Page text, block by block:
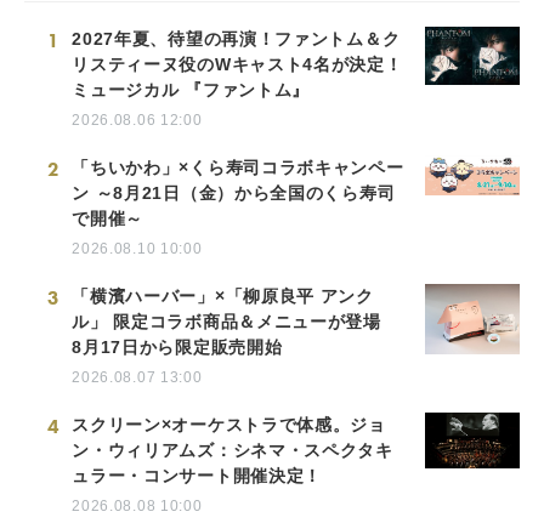
1
2027年夏、待望の再演！ファントム＆ク
リスティーヌ役のWキャスト4名が決定！
ミュージカル 『ファントム』
2026.08.06 12:00
2
「ちいかわ」×くら寿司コラボキャンペー
ン ～8月21日（金）から全国のくら寿司
で開催～
2026.08.10 10:00
3
「横濱ハーバー」×「柳原良平 アンク
ル」 限定コラボ商品＆メニューが登場
8月17日から限定販売開始
2026.08.07 13:00
4
スクリーン×オーケストラで体感。ジョ
ン・ウィリアムズ：シネマ・スペクタキ
ュラー・コンサート開催決定！
2026.08.08 10:00